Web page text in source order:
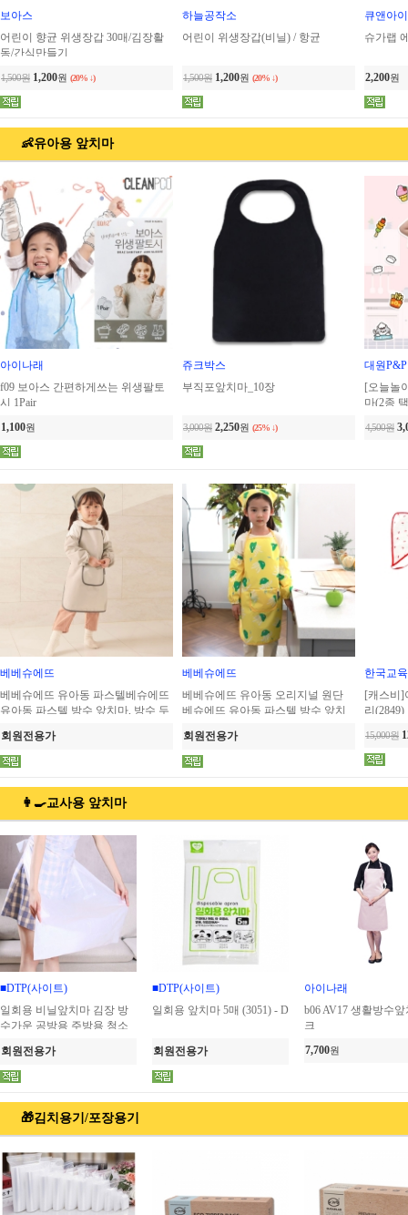
보아스
어린이 향균 위생장갑 30매/김장활
동/간식만들기
1,500원 1,200원 (20% ↓)
하늘공작소
어린이 위생장갑(비닐) / 항균
1,500원 1,200원 (20% ↓)
큐앤아이
슈가랩
2,200원
👶유아용 앞치마
아이나래
f09 보아스 간편하게쓰는 위생팔토
시 1Pair
1,100원
쥬크박스
부직포앞치마_10장
3,000원 2,250원 (25% ↓)
대원P&P
[오늘놀
마(2종
4,500원
베베슈에뜨
베베슈에뜨 유아동 파스텔베슈에뜨
유아동 파스텔 방수 앞치마, 방수 두
회원전용가
베베슈에뜨
베베슈에뜨 유아동 오리지널 원단
베슈에뜨 유아동 파스텔 방수 앞치
회원전용가
한국교
[캐스비]
리(2849)
15,000원
👩‍🍳교사용 앞치마
■DTP(사이트)
일회용 비닐앞치마 김장 방
수가운 공방용 주방용 청소
회원전용가
■DTP(사이트)
일회용 앞치마 5매 (3051) - D
회원전용가
아이나래
b06 AV17 생활방수
크
7,700원
🎁김치용기/포장용기